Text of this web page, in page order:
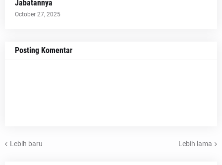
Jabatannya
October 27, 2025
Posting Komentar
Lebih baru Lebih lama